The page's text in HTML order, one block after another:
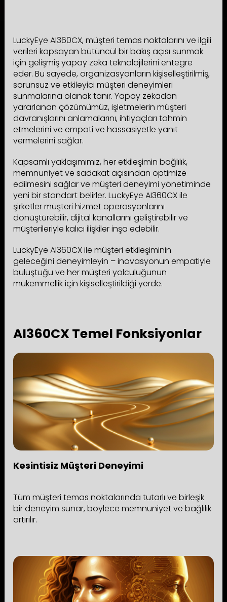
LuckyEye AI360CX, müşteri temas noktalarını ve ilgili
verileri kapsayan bütüncül bir bakış açısı sunmak
için gelişmiş yapay zeka teknolojilerini entegre
eder. Bu sayede, organizasyonların kişiselleştirilmiş,
sorunsuz ve etkileyici müşteri deneyimleri
sunmalarına olanak tanır. Yapay zekadan
yararlanan çözümümüz, işletmelerin müşteri
davranışlarını anlamalarını, ihtiyaçları tahmin
etmelerini ve empati ve hassasiyetle yanıt
vermelerini sağlar.
Kapsamlı yaklaşımımız, her etkileşimin bağlılık,
memnuniyet ve sadakat açısından optimize
edilmesini sağlar ve müşteri deneyimi yönetiminde
yeni bir standart belirler. LuckyEye AI360CX ile
şirketler müşteri hizmet operasyonlarını
dönüştürebilir, dijital kanallarını geliştirebilir ve
müşterileriyle kalıcı ilişkiler inşa edebilir.
LuckyEye AI360CX ile müşteri etkileşiminin
geleceğini deneyimleyin – inovasyonun empatiyle
buluştuğu ve her müşteri yolculuğunun
mükemmellik için kişiselleştirildiği yerde.
AI360CX Temel Fonksiyonlar
Kesintisiz Müşteri Deneyimi
Tüm müşteri temas noktalarında tutarlı ve birleşik
bir deneyim sunar, böylece memnuniyet ve bağlılık
artırılır.